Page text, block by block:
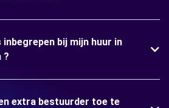
bij mijn huur in
?
extra bestuurder toe te